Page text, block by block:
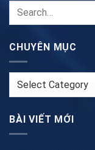
CHUYÊN MỤC
CHUYÊN
BÀI VIẾT MỚI